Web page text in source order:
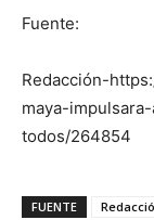
Fuente:
Redacción-
maya-
todos/264854
FUENTE